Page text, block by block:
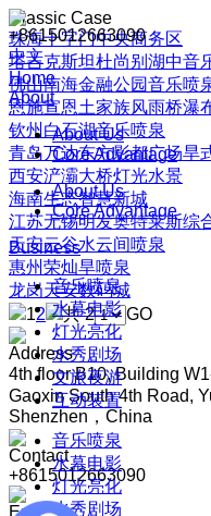
+8615012663090
中文
Home
About
About Us
Core Advantage
About Us
Core Advantage
Business
音乐喷泉
水幕电影
灯光亮化
水秀剧场
文旅夜游
互动装置
音乐喷泉
水幕电影
灯光亮化
水秀剧场
Classic Case
珠海十字门中央商务区
塔吉克斯坦杜尚别湖中音
佛山南海金融公园音乐喷
恩施宣恩土家族风雨桥瀑
钦州白石湖音乐喷泉
青岛万达东方影都广场旱
西安浐灞大桥灯光水景
海南生态智慧新城
江苏无锡明发奥特莱斯综
天安云谷水云间喷泉
惠州荣灿旱喷泉
龙岗天安数码城
12 共 2 GO
Address
4th floor B10, Building
Gaoxin South 4th Road,
Shenzhen，China
Contact
+8615012663090
Email